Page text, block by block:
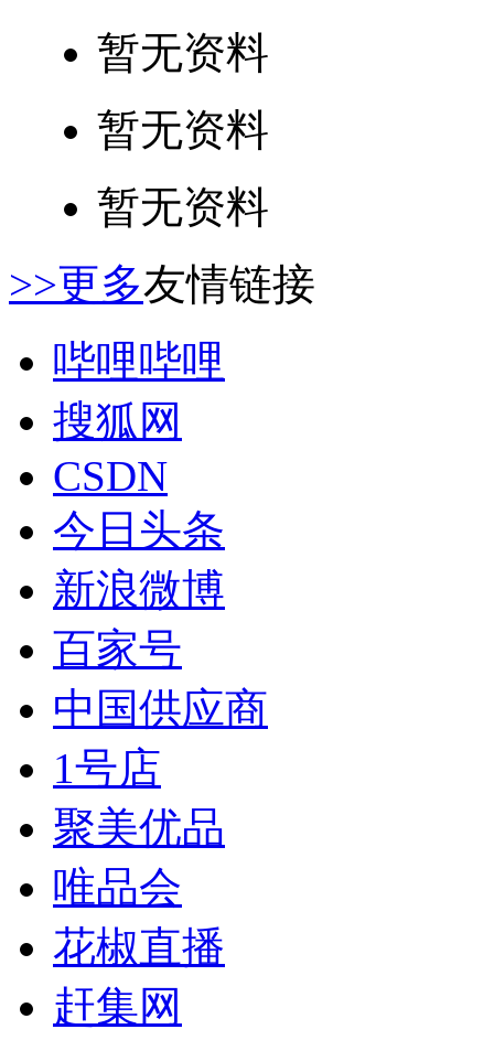
暂无资料
暂无资料
暂无资料
>>更多友情链接
哔哩哔哩
搜狐网
CSDN
今日头条
新浪微博
百家号
中国供应商
1号店
聚美优品
唯品会
花椒直播
赶集网